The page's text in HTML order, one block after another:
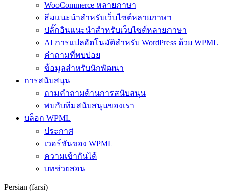
WooCommerce หลายภาษา
ธีมแนะนำสำหรับเว็บไซต์หลายภาษา
ปลั๊กอินแนะนำสำหรับเว็บไซต์หลายภาษา
AI การแปลอัตโนมัติสำหรับ WordPress ด้วย WPML
คำถามที่พบบ่อย
ข้อมูลสำหรับนักพัฒนา
การสนับสนุน
ถามคำถามด้านการสนับสนุน
พบกับทีมสนับสนุนของเรา
บล็อก WPML
ประกาศ
เวอร์ชันของ WPML
ความเข้ากันได้
บทช่วยสอน
Persian (farsi)